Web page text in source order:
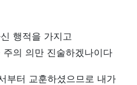
행적을 가지고
의 의만 진술하겠나이다
부터 교훈하셨으므로 내가